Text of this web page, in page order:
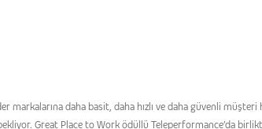
markalarına daha basit, daha hızlı ve daha güvenli
Great Place to Work ödüllü Teleperformance’da